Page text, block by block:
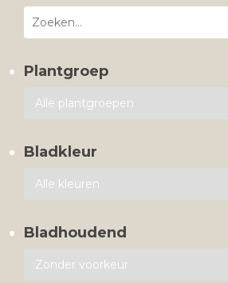
Plantgroep
Bladkleur
Bladhoudend